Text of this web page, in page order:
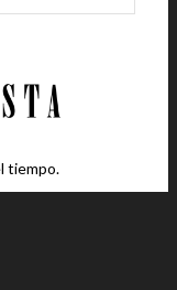
tiempo.